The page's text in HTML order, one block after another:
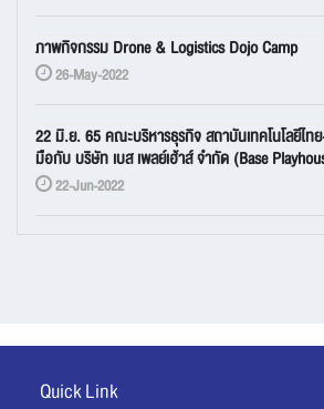
ภาพกิจกรรม Drone & Logistics Dojo Camp
26-May-2022
22 มิ.ย. 65 คณะบริหารธุรกิจ สถาบันเทคโนโลยีไ
มือกับ บริษัท เบส เพลย์เฮ้าส์ จำกัด (Base
22-Jun-2022
Quick Link